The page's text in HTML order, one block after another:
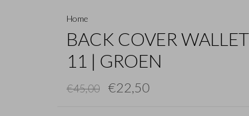
Home
BACK COVER
11 | GROEN
€45,00 €22,50